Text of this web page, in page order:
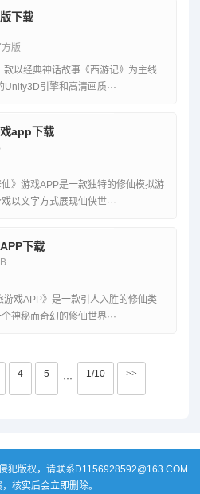
下载
版
款以经典神话故事《西游记》为主线
引擎和高清画质···
app下载
》游戏APP是一款独特的修仙模拟游
以文字方式展现仙侠世···
下载
戏APP》是一款引人入胜的修仙类
神秘而奇幻的修仙世界···
4 5 ··· 1/10 >>
犯版权，请联系D1156928592@163.COM
核实后会立即删除。